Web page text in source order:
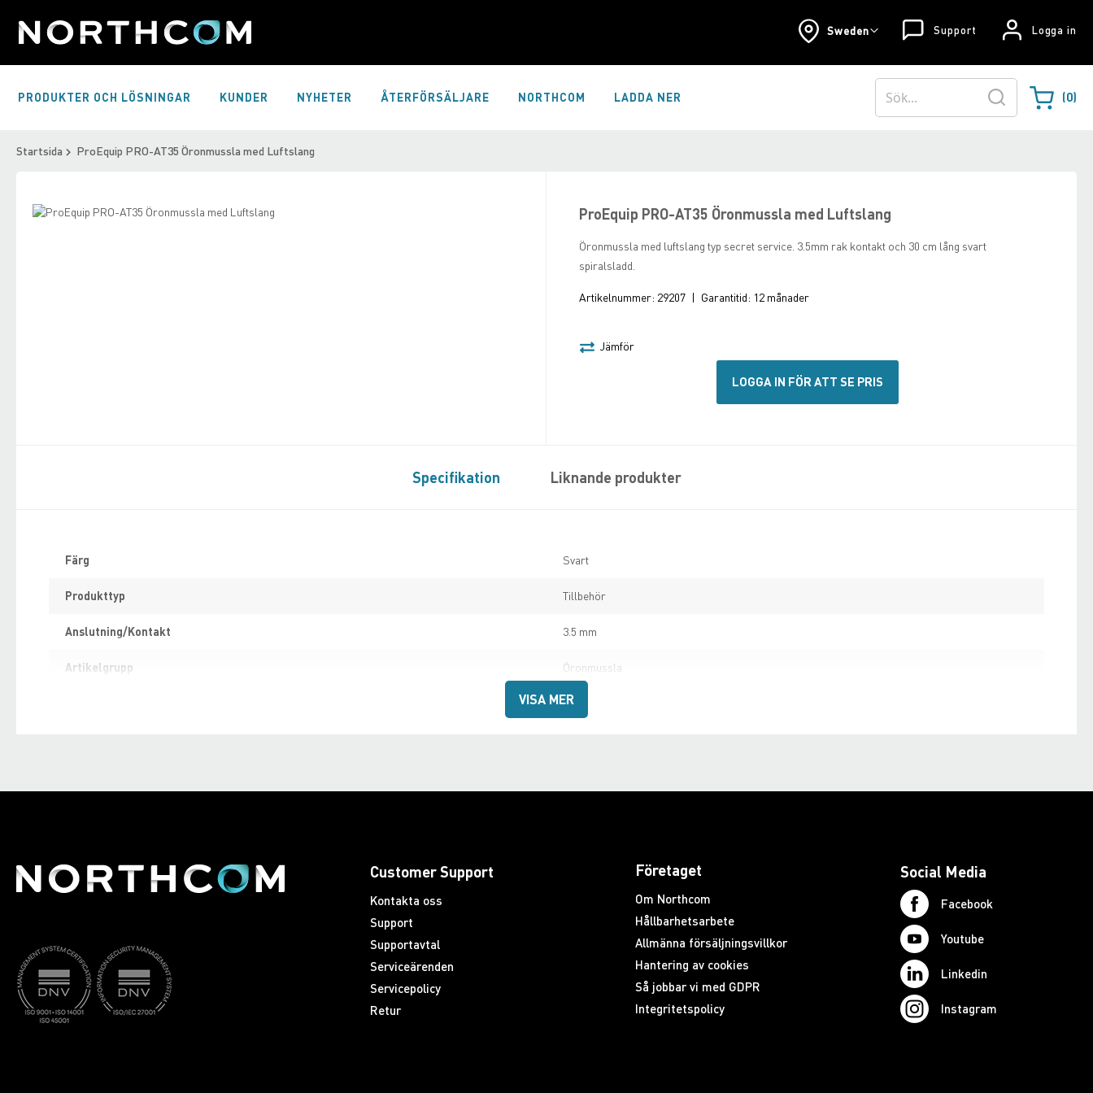
Logga in
Support
Skip
Sweden
PRODUKTER OCH LÖSNINGAR KUNDER NYHETER ÅTERFÖRSÄLJARE NORTHCOM LADDA NER Varukorgen
0
Sök
Startsida ProEquip PRO-AT35 Öronmussla med Luftslang
ProEquip PRO-AT35 Öronmussla med Luftslang
Öronmussla med luftslang typ secret service. 3.5mm rak kontakt och 30 cm lång svart
spiralsladd.
Artikelnummer: 29207 | Garantitid: 12 månader
Jämför
LOGGA IN FÖR ATT SE PRIS
Skip
Specifikation Liknande produkter
Färg Svart
Produkttyp Tillbehör
Anslutning/Kontakt 3.5 mm
Artikelgrupp Öronmussla
VISA MER
Customer Support
Kontakta oss
Support
Supportavtal
Serviceärenden
Servicepolicy
Retur
Företaget
Om Northcom
Hållbarhetsarbete
Allmänna försäljningsvillkor
Hantering av cookies
Så jobbar vi med GDPR
Integritetspolicy
Social Media
Facebook
Youtube
Linkedin
Instagram